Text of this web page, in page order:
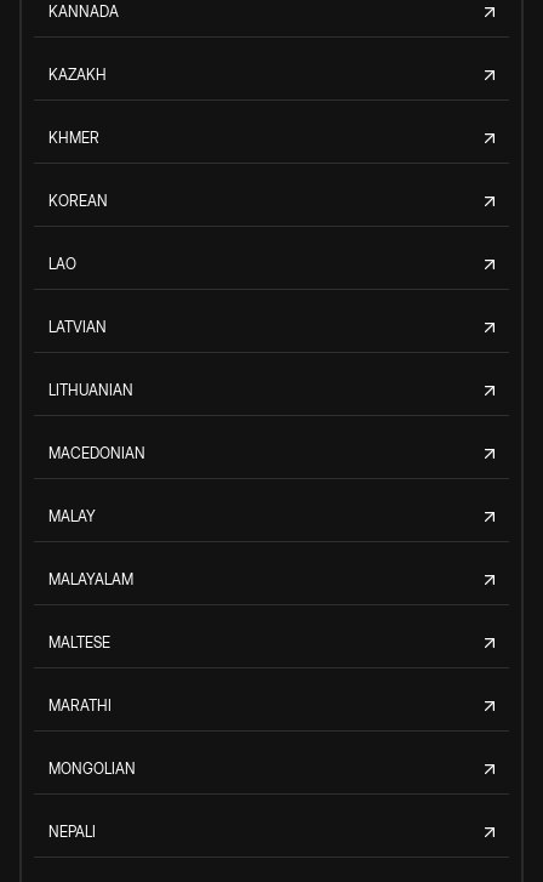
KANNADA
KAZAKH
KHMER
KOREAN
LAO
LATVIAN
LITHUANIAN
MACEDONIAN
MALAY
MALAYALAM
MALTESE
MARATHI
MONGOLIAN
NEPALI